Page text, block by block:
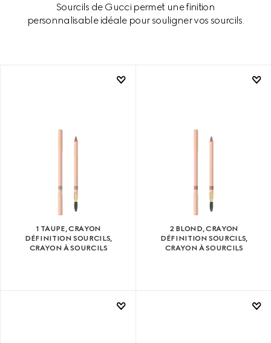
Sourcils de Gucci permet une finition
personnalisable idéale pour souligner vos sourcils.
1 TAUPE, CRAYON
DÉFINITION SOURCILS,
CRAYON À SOURCILS
2 BLOND, CRAYON
DÉFINITION SOURCILS,
CRAYON À SOURCILS